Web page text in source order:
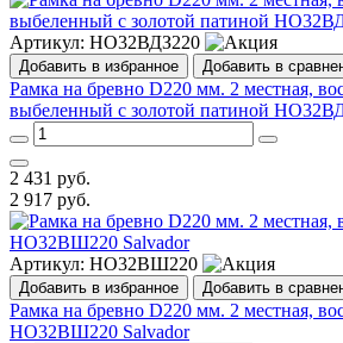
Артикул: НО32ВДЗ220
Добавить в избранное Добавить в
Рамка на бревно D220 мм. 2 местная,
выбеленный с золотой патиной
2 431 руб.
2 917 руб.
Артикул: НО32ВШ220
Добавить в избранное Добавить в
Рамка на бревно D220 мм. 2 местная,
НО32ВШ220 Salvador